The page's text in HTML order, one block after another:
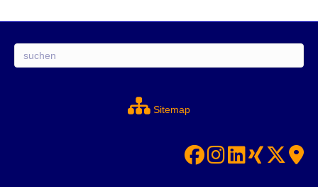
Suchen
Sitemap